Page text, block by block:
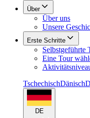
Über
Über uns
Unsere
Erste Schritte
Selbstgeführte
Eine Tour
TschechischDänisch
DE